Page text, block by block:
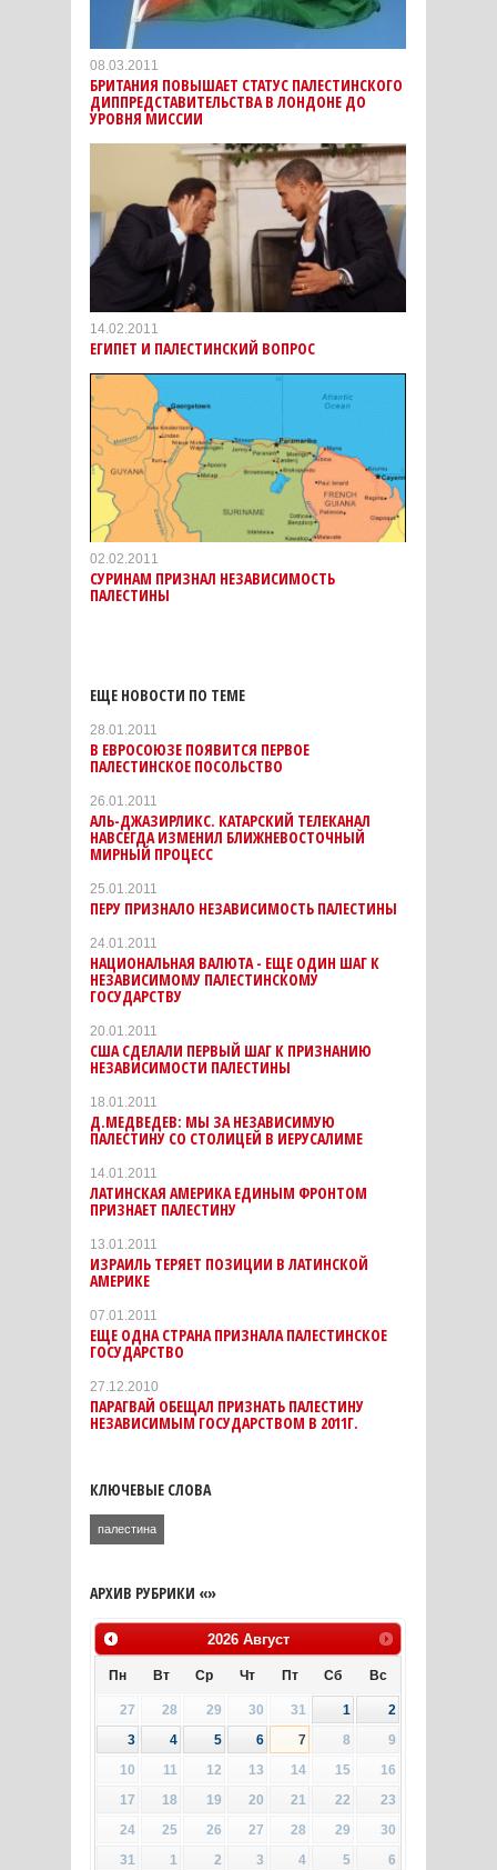
08.03.2011
БРИТАНИЯ ПОВЫШАЕТ СТАТУС ПАЛЕСТИНСКОГО
ДИППРЕДСТАВИТЕЛЬСТВА В ЛОНДОНЕ ДО
УРОВНЯ МИССИИ
14.02.2011
ЕГИПЕТ И ПАЛЕСТИНСКИЙ ВОПРОС
02.02.2011
СУРИНАМ ПРИЗНАЛ НЕЗАВИСИМОСТЬ
ПАЛЕСТИНЫ
ЕЩЕ НОВОСТИ ПО ТЕМЕ
28.01.2011
В ЕВРОСОЮЗЕ ПОЯВИТСЯ ПЕРВОЕ
ПАЛЕСТИНСКОЕ ПОСОЛЬСТВО
26.01.2011
АЛЬ-ДЖАЗИРЛИКС. КАТАРСКИЙ ТЕЛЕКАНАЛ
НАВСЕГДА ИЗМЕНИЛ БЛИЖНЕВОСТОЧНЫЙ
МИРНЫЙ ПРОЦЕСС
25.01.2011
ПЕРУ ПРИЗНАЛО НЕЗАВИСИМОСТЬ ПАЛЕСТИНЫ
24.01.2011
НАЦИОНАЛЬНАЯ ВАЛЮТА - ЕЩЕ ОДИН ШАГ К
НЕЗАВИСИМОМУ ПАЛЕСТИНСКОМУ
ГОСУДАРСТВУ
20.01.2011
США СДЕЛАЛИ ПЕРВЫЙ ШАГ К ПРИЗНАНИЮ
НЕЗАВИСИМОСТИ ПАЛЕСТИНЫ
18.01.2011
Д.МЕДВЕДЕВ: МЫ ЗА НЕЗАВИСИМУЮ
ПАЛЕСТИНУ СО СТОЛИЦЕЙ В ИЕРУСАЛИМЕ
14.01.2011
ЛАТИНСКАЯ АМЕРИКА ЕДИНЫМ ФРОНТОМ
ПРИЗНАЕТ ПАЛЕСТИНУ
13.01.2011
ИЗРАИЛЬ ТЕРЯЕТ ПОЗИЦИИ В ЛАТИНСКОЙ
АМЕРИКЕ
07.01.2011
ЕЩЕ ОДНА СТРАНА ПРИЗНАЛА ПАЛЕСТИНСКОЕ
ГОСУДАРСТВО
27.12.2010
ПАРАГВАЙ ОБЕЩАЛ ПРИЗНАТЬ ПАЛЕСТИНУ
НЕЗАВИСИМЫМ ГОСУДАРСТВОМ В 2011Г.
КЛЮЧЕВЫЕ СЛОВА
палестина
АРХИВ РУБРИКИ «»
2026 Август
Пн Вт Ср Чт Пт Сб Вс
27 28 29 30 31 1
2
3
4 5 6 7 8
9
10
11 12 13 14 15
16
17
18 19 20 21 22
23
24
25 26 27 28 29
30
31
1 2 3 4 5 6